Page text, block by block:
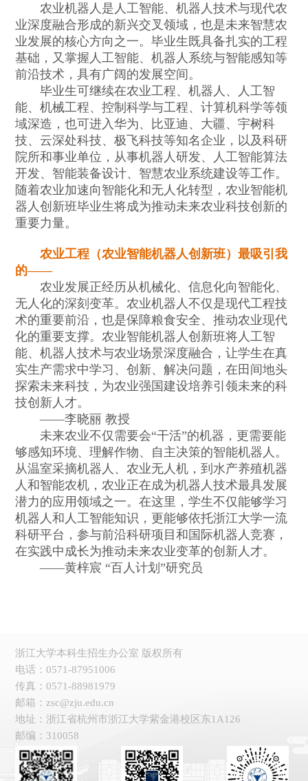
农业机器人是人工智能、机器人技术与现代农
业深度融合形成的新兴交叉领域，也是未来智慧农
业发展的核心方向之一。毕业生既具备扎实的工程
基础，又掌握人工智能、机器人系统与智能感知等
前沿技术，具有广阔的发展空间。
毕业生可继续在农业工程、机器人、人工智
能、机械工程、控制科学与工程、计算机科学等领
域深造，也可进入华为、比亚迪、大疆、宇树科
技、云深处科技、极飞科技等知名企业，以及科研
院所和事业单位，从事机器人研发、人工智能算法
开发、智能装备设计、智慧农业系统建设等工作。
随着农业加速向智能化和无人化转型，农业智能机
器人创新班毕业生将成为推动未来农业科技创新的
重要力量。
农业工程（农业智能机器人创新班）最吸引我
的——
农业发展正经历从机械化、信息化向智能化、
无人化的深刻变革。农业机器人不仅是现代工程技
术的重要前沿，也是保障粮食安全、推动农业现代
化的重要支撑。农业智能机器人创新班将人工智
能、机器人技术与农业场景深度融合，让学生在真
实生产需求中学习、创新、解决问题，在田间地头
探索未来科技，为农业强国建设培养引领未来的科
技创新人才。
——李晓丽 教授
未来农业不仅需要会“干活”的机器，更需要能
够感知环境、理解作物、自主决策的智能机器人。
从温室采摘机器人、农业无人机，到水产养殖机器
人和智能农机，农业正在成为机器人技术最具发展
潜力的应用领域之一。在这里，学生不仅能够学习
机器人和人工智能知识，更能够依托浙江大学一流
科研平台，参与前沿科研项目和国际机器人竞赛，
在实践中成长为推动未来农业变革的创新人才。
——黄梓宸 “百人计划”研究员
浙江大学本科生招生办公室 版权所有
电话：0571-87951006
传真：0571-88981979
邮箱：zsc@zju.edu.cn
地址：浙江省杭州市浙江大学紫金港校区东1A126
邮编：310058